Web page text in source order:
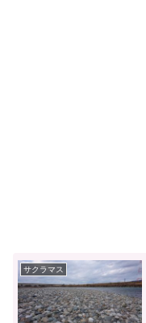
サクラマス